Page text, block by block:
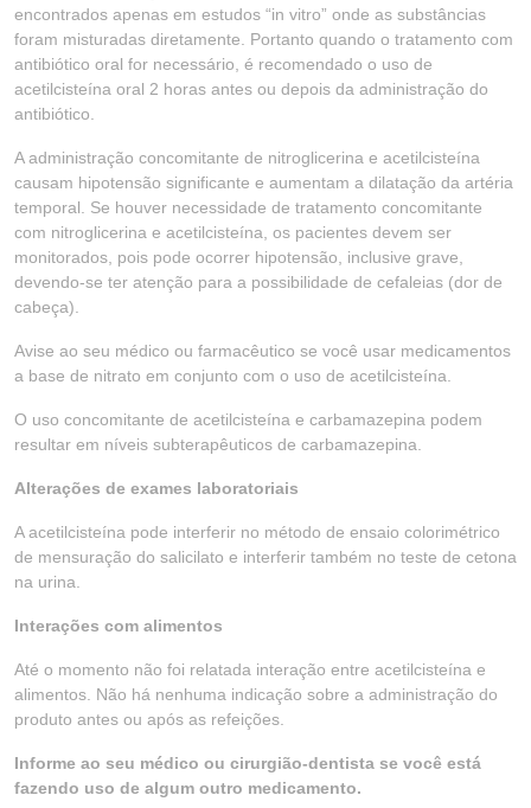
encontrados apenas em estudos “in vitro” onde as substâncias
foram misturadas diretamente. Portanto quando o tratamento com
antibiótico oral for necessário, é recomendado o uso de
acetilcisteína oral 2 horas antes ou depois da administração do
antibiótico.
A administração concomitante de nitroglicerina e acetilcisteína
causam hipotensão significante e aumentam a dilatação da artéria
temporal. Se houver necessidade de tratamento concomitante
com nitroglicerina e acetilcisteína, os pacientes devem ser
monitorados, pois pode ocorrer hipotensão, inclusive grave,
devendo-se ter atenção para a possibilidade de cefaleias (dor de
cabeça).
Avise ao seu médico ou farmacêutico se você usar medicamentos
a base de nitrato em conjunto com o uso de acetilcisteína.
O uso concomitante de acetilcisteína e carbamazepina podem
resultar em níveis subterapêuticos de carbamazepina.
Alterações de exames laboratoriais
A acetilcisteína pode interferir no método de ensaio colorimétrico
de mensuração do salicilato e interferir também no teste de cetona
na urina.
Interações com alimentos
Até o momento não foi relatada interação entre acetilcisteína e
alimentos. Não há nenhuma indicação sobre a administração do
produto antes ou após as refeições.
Informe ao seu médico ou cirurgião-dentista se você está
fazendo uso de algum outro medicamento.